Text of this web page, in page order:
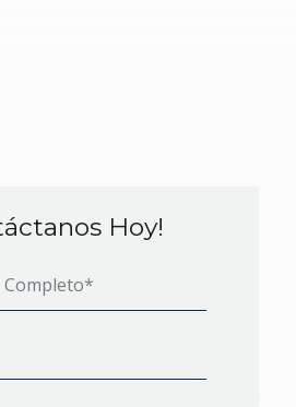
Hoy!